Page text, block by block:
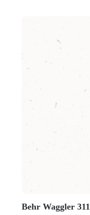
Behr Waggler 311